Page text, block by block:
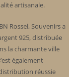
artisanale.
Rossel, Souvenirs a
925, distribuée
la charmante ville
également
réussie